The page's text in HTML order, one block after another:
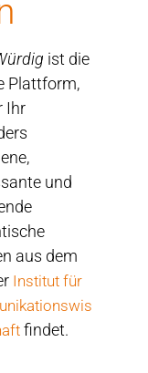
ist die
Plattform,
Ihr
und
aus dem
Institut für
findet.